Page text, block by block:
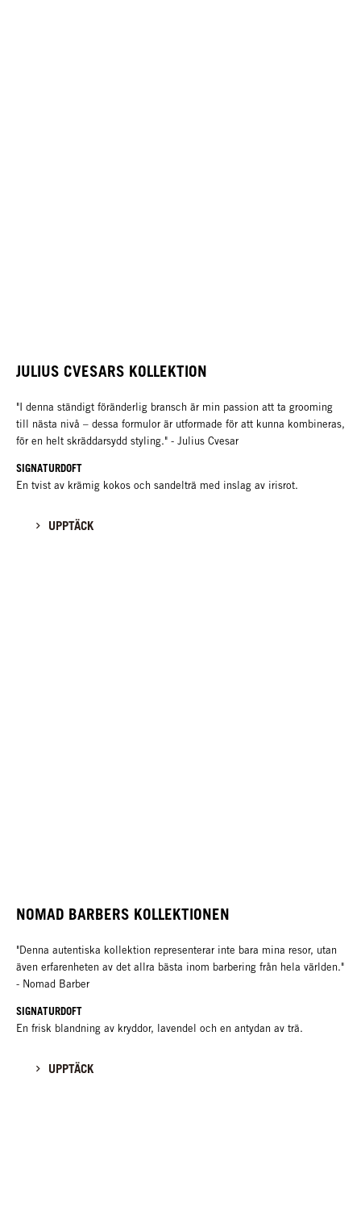
JULIUS CVESARS KOLLEKTION
"I denna ständigt föränderlig bransch är min passion att ta grooming
till nästa nivå – dessa formulor är utformade för att kunna kombineras,
för en helt skräddarsydd styling." - Julius Cvesar
SIGNATURDOFT
En tvist av krämig kokos och sandelträ med inslag av irisrot.
UPPTÄCK
NOMAD BARBERS KOLLEKTIONEN
"Denna autentiska kollektion representerar inte bara mina resor, utan
även erfarenheten av det allra bästa inom barbering från hela världen."
- Nomad Barber
SIGNATURDOFT
En frisk blandning av kryddor, lavendel och en antydan av trä.
UPPTÄCK